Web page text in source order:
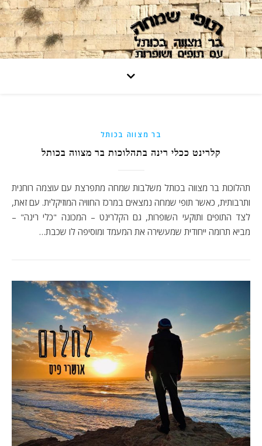
בר מצווה בכותל
קלרינט ככלי רינה בתהלוכות בר מצווה בכותל
תהלוכות בר מצווה בכותל משלבות שמחה מתפרצת עם עוצמה רוחנית
ותרבותית, כאשר תופי שמחה נמצאים במרכז החוויה המוזיקלית. עם זאת,
לצד התופים ותוקעי השופרות, גם הקלרינט – המכונה "כלי רינה" –
מביא תרומה ייחודית שמעשירה את המעמד ומוסיפה לו שכבת…